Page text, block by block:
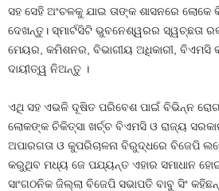
ସହ ସେହି ଅଂଚଳକୁ ଯାଇ ତାଙ୍କ ଶାସନରେ ଲୋକେ
ଦେଖନ୍ତୁ। ସ୍ମାର୍ଟସିଟି ଭୁବନେଶ୍ୱରର ସ୍ୱଚ୍ଛତା
ମେୟର, କମିଶନର, ବିଭାଗୀୟ ଅଧିକାରୀ, ବିଏମସି
ଦାୟୀତ୍ୱ ନିଅନ୍ତୁ ।
ଏଥି ସହ ଏଭଳି ଦୂଷିତ ପରିବେଶ ପାଇଁ ବିଭିନ୍ନ
ଲୋକଙ୍କ ଚିକିତ୍ସା ଖର୍ଚ୍ଚ ବିଏମସି ଓ ରାଜ୍ୟ
ଅପାରଗତା ଓ କୁପରିଚାଳନା ବିରୁଦ୍ଧରେ ବିଜେପି
କରୁଥିବ ମଧ୍ୟ ଜେ ପଯ୍ୟନ୍ତ ଏହାର ସମାଧାନ
ସାଂଗଠନିକ ଜିଲ୍ଲା ବିଜେପି ସଭାପତି ବାବୁ ସିଂ